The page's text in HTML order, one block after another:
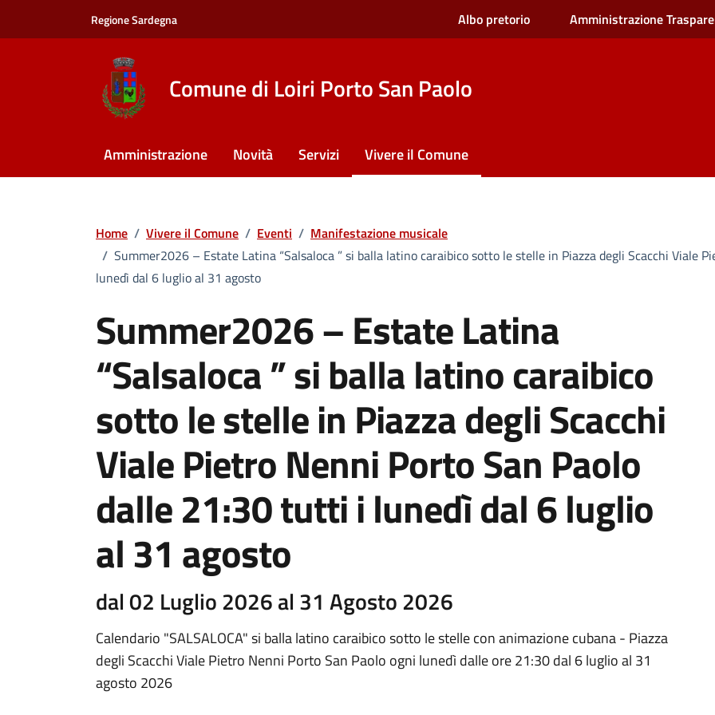
Regione Sardegna Albo pretorio Amministrazione
Comune di Loiri Porto San Paolo
Amministrazione Novità Servizi Vivere il Comune
Home / Vivere il Comune / Eventi / Manifestazione musicale
/ Summer2026 – Estate Latina “Salsaloca ” si balla latino caraibico sotto le stelle in Piazza degli Scacchi Viale
lunedì dal 6 luglio al 31 agosto
Summer2026 – Estate Latina
“Salsaloca ” si balla latino caraibico
sotto le stelle in Piazza degli Scacchi
Viale Pietro Nenni Porto San Paolo
dalle 21:30 tutti i lunedì dal 6 luglio
al 31 agosto
dal 02 Luglio 2026 al 31 Agosto 2026
Calendario "SALSALOCA" si balla latino caraibico sotto le stelle con animazione cubana - Piazza
degli Scacchi Viale Pietro Nenni Porto San Paolo ogni lunedì dalle ore 21:30 dal 6 luglio al 31
agosto 2026